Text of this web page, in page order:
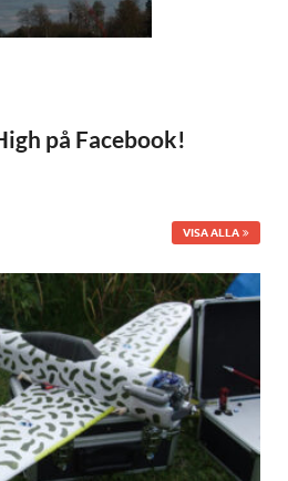
på Facebook!
VISA ALLA